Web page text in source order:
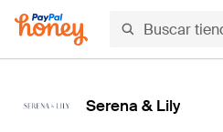
Serena & Lily